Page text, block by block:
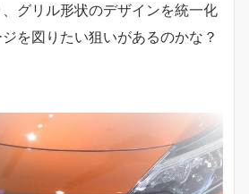
グリル形状のデザインを統一化
を図りたい狙いがあるのかな？